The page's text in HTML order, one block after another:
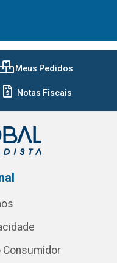
Meus Pedidos
Notas Fiscais
Consumidor